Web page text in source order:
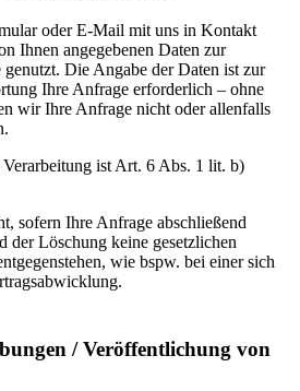
oder E-Mail mit uns in Kontakt
Ihnen angegebenen Daten zur
Die Angabe der Daten ist zur
Ihre Anfrage erforderlich – ohne
wir Ihre Anfrage nicht oder allenfalls
ist Art. 6 Abs. 1 lit. b)
sofern Ihre Anfrage abschließend
der Löschung keine gesetzlichen
wie bspw. bei einer sich
/ Veröffentlichung von